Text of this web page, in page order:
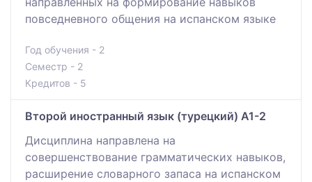
повседневного общения на испанском языке
Год обучения - 2
Семестр - 2
Кредитов - 5
Второй иностранный язык (турецкий) A1-2
Дисциплина направлена на
совершенствование грамматических навыков,
расширение словарного запаса на испанском